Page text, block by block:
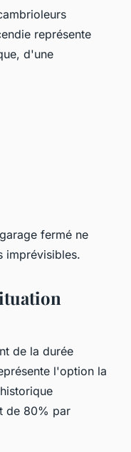
représente
d'une
fermé ne
imprévisibles.
de la durée
l'option la
de 80% par